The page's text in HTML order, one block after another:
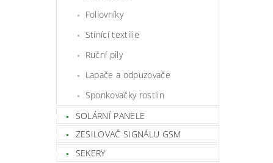
Foliovníky
Stínící textilie
Ruční pily
Lapače a odpuzovače
Sponkovačky rostlin
SOLÁRNÍ PANELE
ZESILOVAČ SIGNÁLU GSM
SEKERY